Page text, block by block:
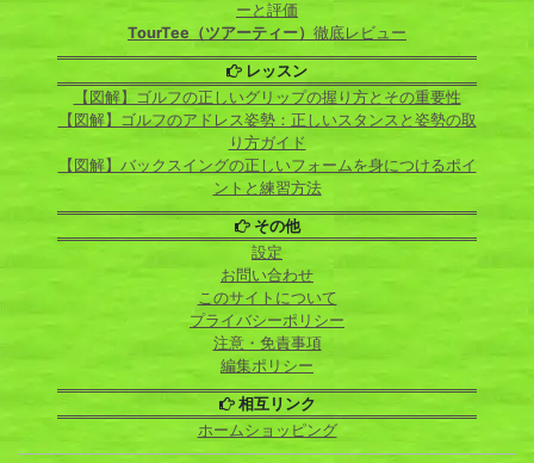
ーと評価
TourTee（ツアーティー） 徹底レビュー
レッスン
【図解】ゴルフの正しいグリップの握り方とその重要性
【図解】ゴルフのアドレス姿勢：正しいスタンスと姿勢の取
り方ガイド
【図解】バックスイングの正しいフォームを身につけるポイ
ントと練習方法
その他
設定
お問い合わせ
このサイトについて
プライバシーポリシー
注意・免責事項
編集ポリシー
相互リンク
ホームショッピング